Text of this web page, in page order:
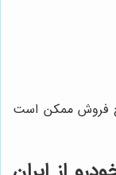
فروش ممکن است